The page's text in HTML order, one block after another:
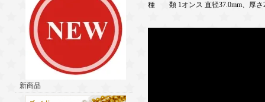
新商品
種 類 1オンス 直径37.0mm、厚さ